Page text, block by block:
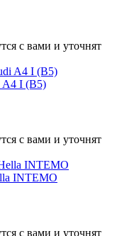
с вами и уточнят
A4 I (B5)
с вами и уточнят
INTEMO
с вами и уточнят